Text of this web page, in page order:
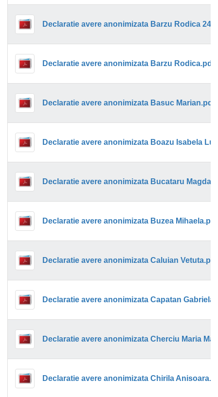
Declaratie avere anonimizata Barzu Rodica.pdf
Declaratie avere anonimizata Basuc Marian.pdf
Declaratie avere anonimizata Bucataru
Declaratie avere anonimizata Buzea Mihaela.pdf
Declaratie avere anonimizata Caluian Vetuta.pdf
Declaratie avere anonimizata Capatan
Declaratie avere anonimizata Chirila